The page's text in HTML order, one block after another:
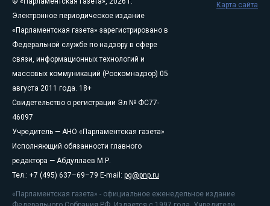
Электронное периодическое издание
«Парламентская газета» зарегистрировано в
Федеральной службе по надзору в сфере
связи, информационных технологий и
массовых коммуникаций (Роскомнадзор) 05
августа 2011 года. 18+
Свидетельство о регистрации Эл № ФС77-
46097
Учредитель — АНО «Парламентская газета»
Исполняющий обязанности главного
редактора — Абдуллаев М.Р.
Тел.: +7 (495) 637–69–79 E-mail: pg@pnp.ru
«Парламентская газета» - официальное еженедельное издание
Карта сайта